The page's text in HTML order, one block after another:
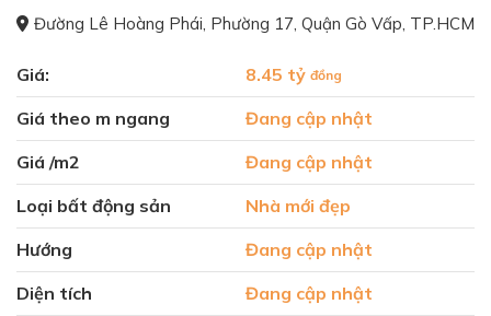
Đường Lê Hoàng Phái, Phường 17, Quận Gò Vấp, TP.HCM
Giá: 8.45 tỷ đồng
Giá theo m ngang
Đang cập nhật
Giá /m2
Đang cập nhật
Loại bất động sản
Nhà mới đẹp
Hướng
Đang cập nhật
Diện tích
Đang cập nhật